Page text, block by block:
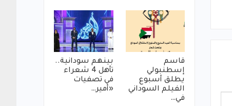
قاسم
إسطنبولي
يطلق أسبوع
الفيلم السوداني
في…
بينهم سودانية..
تأهل 4 شعراء
في تصفيات
«أمير…